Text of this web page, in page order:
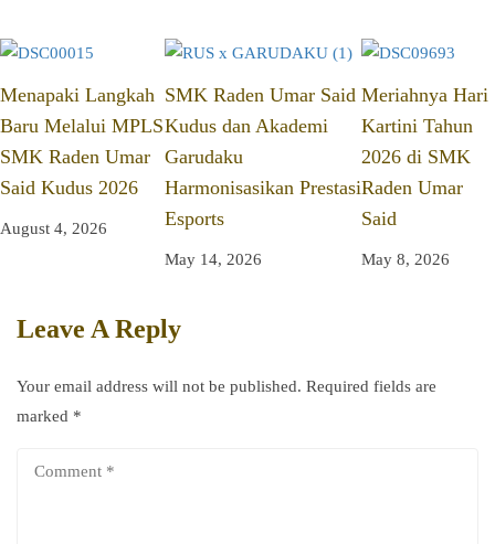
Menapaki Langkah
Baru Melalui MPLS
SMK Raden Umar
Said Kudus 2026
August 4, 2026
SMK Raden Umar Said
Kudus dan Akademi
Garudaku
Harmonisasikan Prestasi
Esports
May 14, 2026
Meriahnya Hari
Kartini Tahun
2026 di SMK
Raden Umar
Said
May 8, 2026
Leave A Reply
Your email address will not be published. Required fields are
marked *